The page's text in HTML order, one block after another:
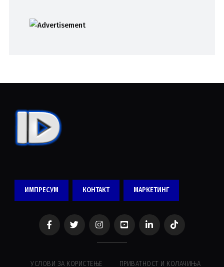
ИМПРЕСУМ КОНТАКТ МАРКЕТИНГ
УСЛОВИ ЗА КОРИСТЕЊЕ ПРИВАТНОСТ И КОЛАЧИЊА